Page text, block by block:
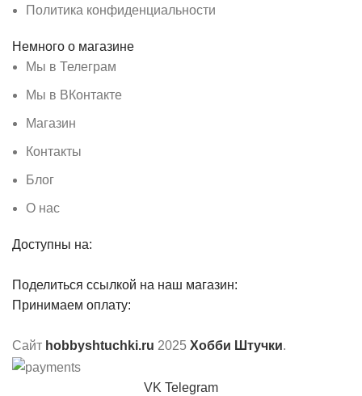
Политика конфиденциальности
Немного о магазине
Мы в Телеграм
Мы в ВКонтакте
Магазин
Контакты
Блог
О нас
Доступны на:
Поделиться ссылкой на наш магазин:
Принимаем оплату:
Сайт hobbyshtuchki.ru 2025 Хобби Штучки.
VK Telegram